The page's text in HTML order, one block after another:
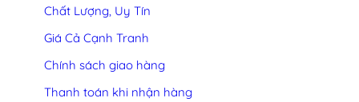
Chất Lượng, Uy Tín
Giá Cả Cạnh Tranh
Chính sách giao hàng
Thanh toán khi nhận hàng